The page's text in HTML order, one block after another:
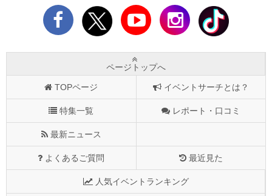
ページトップへ
TOPページ イベントサーチとは？
特集一覧 レポート・口コミ
最新ニュース
よくあるご質問 最近見た
人気イベントランキング